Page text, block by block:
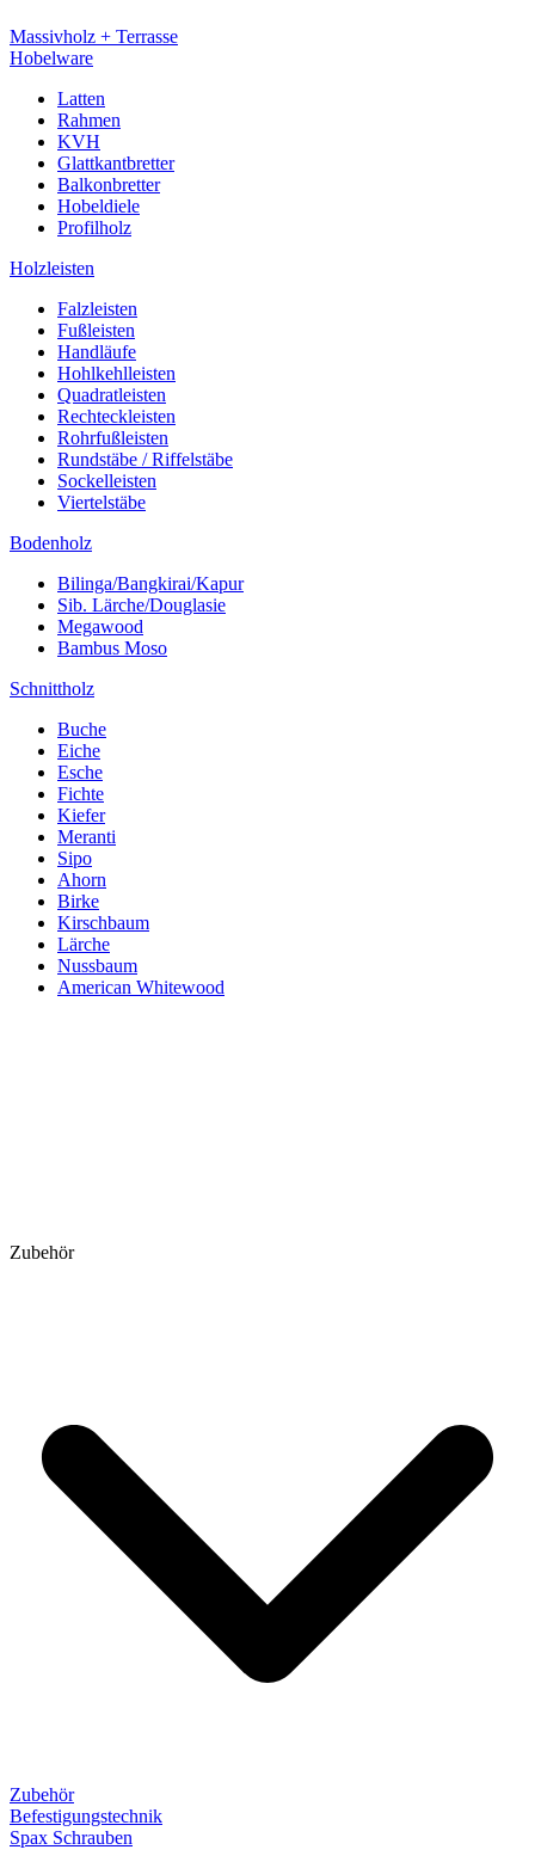
Massivholz + Terrasse
Hobelware
Latten
Rahmen
KVH
Glattkantbretter
Balkonbretter
Hobeldiele
Profilholz
Holzleisten
Falzleisten
Fußleisten
Handläufe
Hohlkehlleisten
Quadratleisten
Rechteckleisten
Rohrfußleisten
Rundstäbe / Riffelstäbe
Sockelleisten
Viertelstäbe
Bodenholz
Bilinga/Bangkirai/Kapur
Sib. Lärche/Douglasie
Megawood
Bambus Moso
Schnittholz
Buche
Eiche
Esche
Fichte
Kiefer
Meranti
Sipo
Ahorn
Birke
Kirschbaum
Lärche
Nussbaum
American Whitewood
Zubehör
Zubehör
Befestigungstechnik
Spax Schrauben